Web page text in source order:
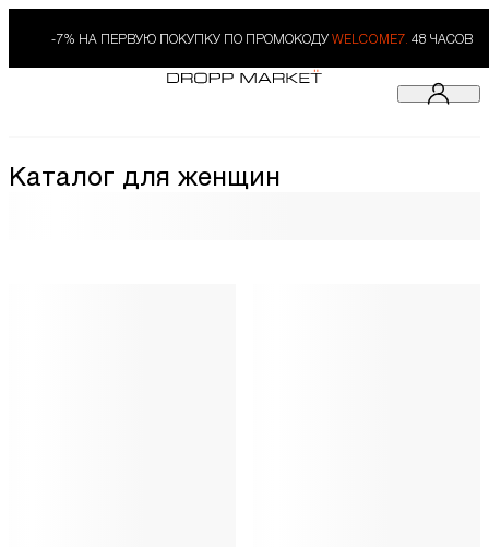
-7% НА ПЕРВУЮ ПОКУПКУ ПО ПРОМОКОДУ WELCOME7. 48 ЧАСОВ
Каталог для женщин